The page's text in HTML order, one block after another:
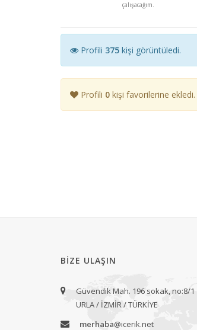
çalışacağım.
Profili 375 kişi görüntüledi.
Profili 0 kişi favorilerine ekledi.
BIZE ULAŞIN
Güvendik Mah. 196 sokak, no:8/1
URLA / İZMİR / TÜRKİYE
merhaba@icerik.net